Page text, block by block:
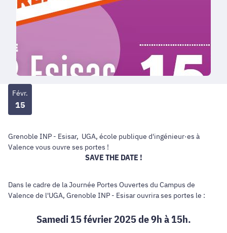
Févr.
15
Grenoble INP - Esisar, UGA, école publique d'ingénieur·es à
Valence vous ouvre ses portes !
SAVE THE DATE !
Dans le cadre de la Journée Portes Ouvertes du Campus de
Valence de l'UGA, Grenoble INP - Esisar ouvrira ses portes le :
Samedi 15 février 2025 de 9h à 15h.